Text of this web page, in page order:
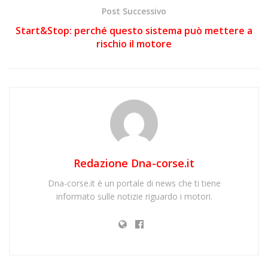
Post Successivo
Start&Stop: perché questo sistema può mettere a
rischio il motore
Redazione Dna-corse.it
Dna-corse.it è un portale di news che ti tiene
informato sulle notizie riguardo i motori.